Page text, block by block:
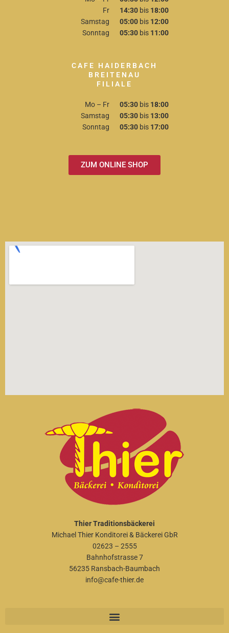
Fr
Samstag
Sonntag
14:30 bis 18:00
05:00 bis 12:00
05:30 bis 11:00
CAFE HAIDERBACH
BREITENAU
FILIALE
Mo – Fr
Samstag
Sonntag
05:30 bis 18:00
05:30 bis 13:00
05:30 bis 17:00
ZUM ONLINE SHOP
Thier Traditionsbäckerei
Michael Thier Konditorei & Bäckerei GbR
02623 – 2555
Bahnhofstrasse 7
56235 Ransbach-Baumbach
info@cafe-thier.de